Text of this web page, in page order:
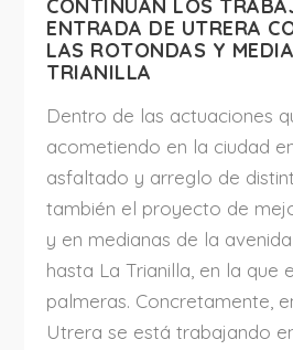
CONTINÚAN LOS
ENTRADA DE UTRERA
LAS ROTONDAS Y
TRIANILLA
Dentro de las actuaciones
acometiendo en la ciudad
asfaltado y arreglo de
también el proyecto de
y en medianas de la
hasta La Trianilla, en la que
palmeras. Concretamente,
Utrera se está trabajando